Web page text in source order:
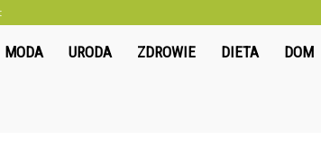
Oliwkowo.pl
MODA URODA ZDROWIE DIETA DOM